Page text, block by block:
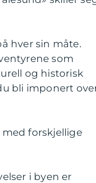
hver sin måte.
som
og historisk
bli imponert
forskjellige
i byen er